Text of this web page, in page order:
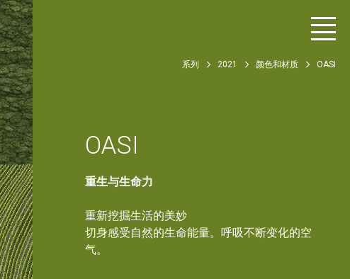
系列 2021 颜色和材质 OASI
OASI
重生与生命力
重新挖掘生活的美妙
切身感受自然的生命能量。呼吸不断变化的空
气。